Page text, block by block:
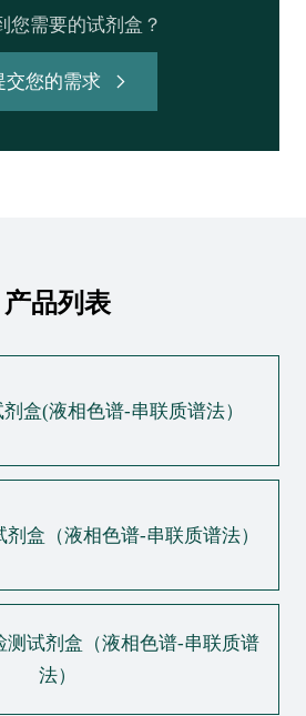
您需要的试剂盒？
交您的需求
产品列表
盒(液相色谱-串联质谱法）
盒（液相色谱-串联质谱法）
测试剂盒（液相色谱-串联质谱
法）